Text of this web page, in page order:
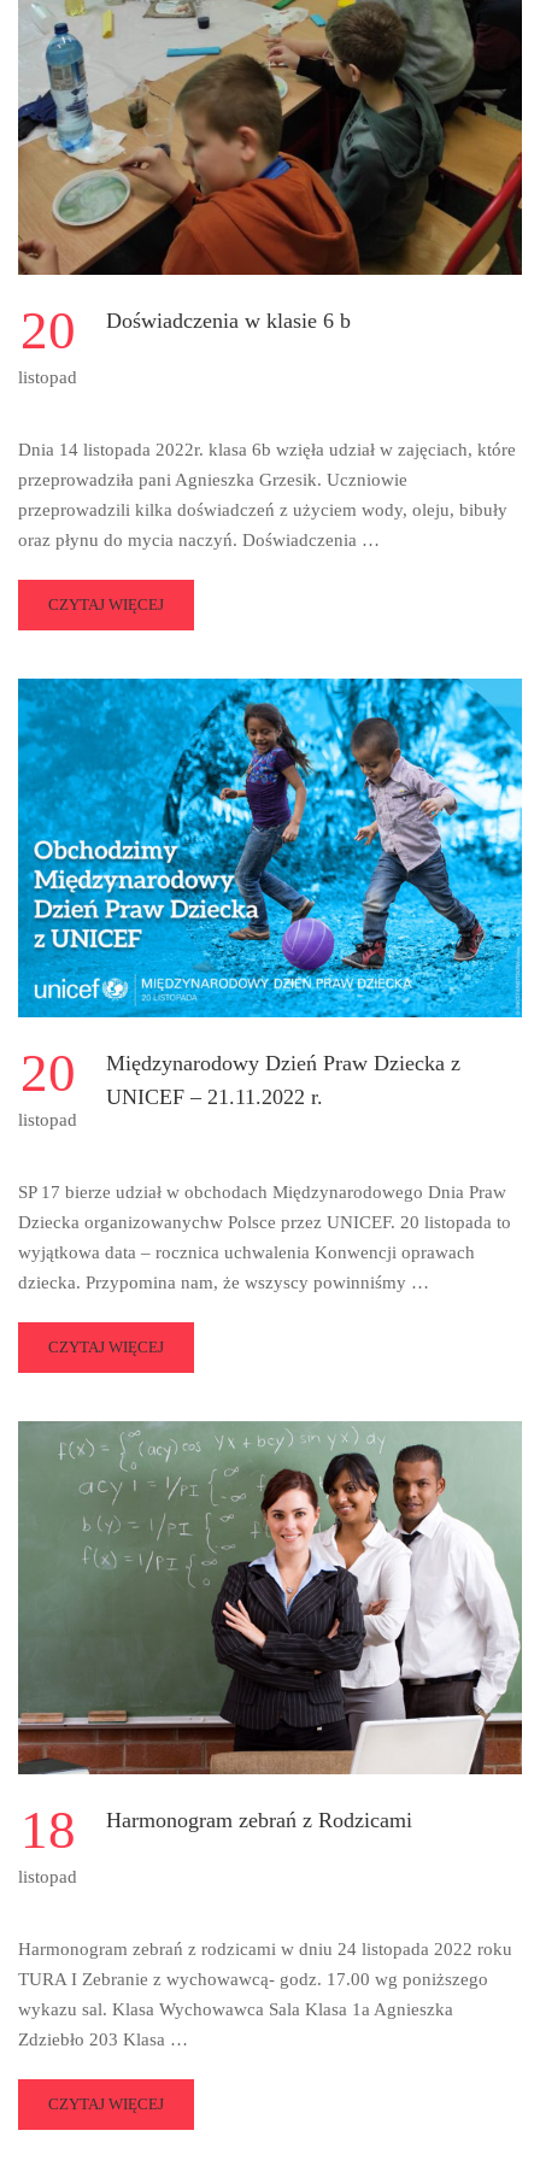
20
listopad
Doświadczenia w klasie 6 b
Dnia 14 listopada 2022r. klasa 6b wzięła udział w zajęciach, które
przeprowadziła pani Agnieszka Grzesik. Uczniowie
przeprowadzili kilka doświadczeń z użyciem wody, oleju, bibuły
oraz płynu do mycia naczyń. Doświadczenia …
READ
MORE
DOŚWIADCZENIA
W
KLASIE
6
B
CZYTAJ WIĘCEJ
20
listopad
Międzynarodowy Dzień Praw Dziecka z
UNICEF – 21.11.2022 r.
SP 17 bierze udział w obchodach Międzynarodowego Dnia Praw
Dziecka organizowanychw Polsce przez UNICEF. 20 listopada to
wyjątkowa data – rocznica uchwalenia Konwencji oprawach
dziecka. Przypomina nam, że wszyscy powinniśmy …
READ
MORE
MIĘDZYNARODOWY
DZIEŃ
DZIECKA
CZYTAJ WIĘCEJ
18
listopad
Harmonogram zebrań z Rodzicami
Harmonogram zebrań z rodzicami w dniu 24 listopada 2022 roku
TURA I Zebranie z wychowawcą- godz. 17.00 wg poniższego
wykazu sal. Klasa Wychowawca Sala Klasa 1a Agnieszka
Zdziebło 203 Klasa …
READ
MORE
CZYTAJ WIĘCEJ